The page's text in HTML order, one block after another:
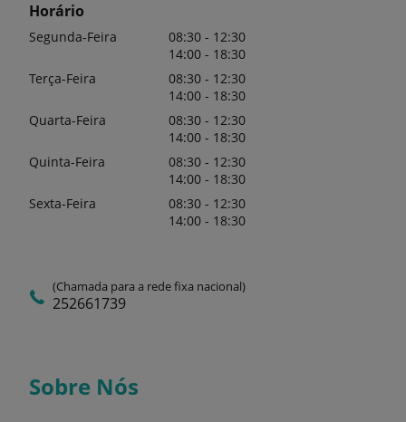
Horário
Segunda-Feira
08:30 - 12:30
14:00 - 18:30
Terça-Feira
08:30 - 12:30
14:00 - 18:30
Quarta-Feira
08:30 - 12:30
14:00 - 18:30
Quinta-Feira
08:30 - 12:30
14:00 - 18:30
Sexta-Feira
08:30 - 12:30
14:00 - 18:30
(Chamada para a rede fixa nacional)
252661739
Sobre Nós